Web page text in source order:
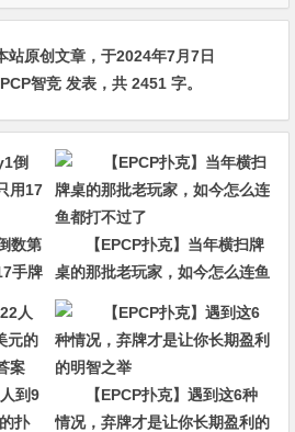
站原创文章，于2024年7月7日
智竞 发表，共 2451 字。
数第
手牌
【EPCP扑克】当年横扫牌
桌的那批老玩家，如今怎么连鱼
都打不过了
到9
扑
【EPCP扑克】遇到这6种
情况，弃牌才是让你长期盈利的